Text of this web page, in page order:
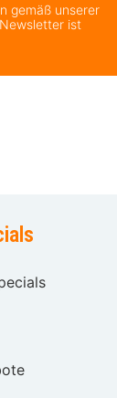
gemäß unserer
ist